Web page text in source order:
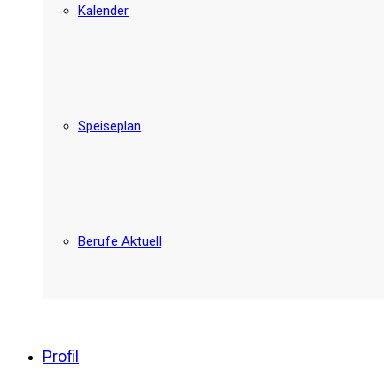
Kalender
Speiseplan
Berufe Aktuell
Profil